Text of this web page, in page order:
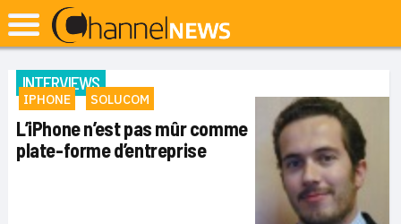
INTERVIEWS
IPHONE SOLUCOM
L’iPhone n’est pas mûr comme
plate-forme d’entreprise